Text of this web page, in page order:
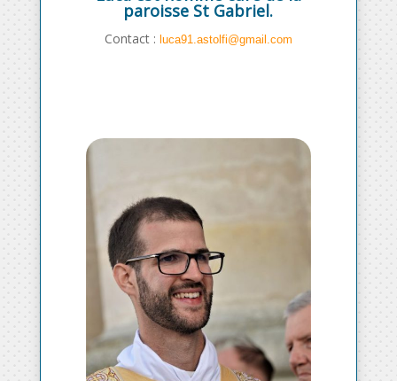
paroisse St Gabriel.
Contact : luca91.astolfi@gmail.com